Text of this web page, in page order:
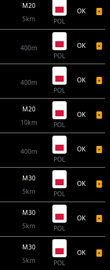
M20
5km
POL
OK
400m
POL
OK
400m
POL
OK
M20
10km
POL
OK
400m
POL
OK
M30
5km
POL
OK
M30
5km
POL
OK
M30
5km
POL
OK